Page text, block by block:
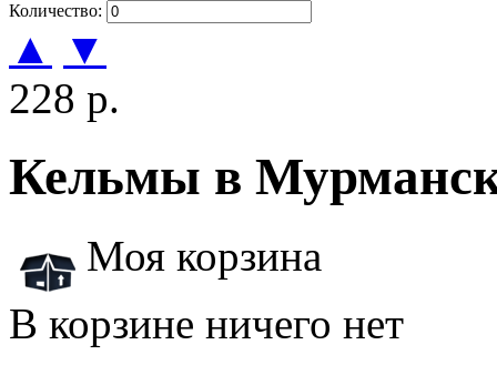
Количество:
▲
▼
228 р.
Кельмы в
Моя корзина
В корзине ничего нет